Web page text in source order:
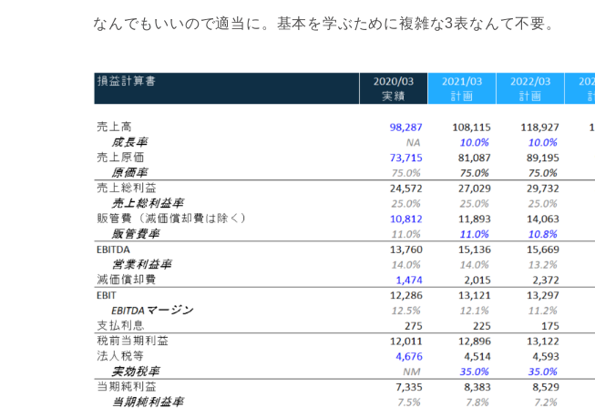
なんでもいいので適当に。基本を学ぶために複雑な3表なんて不要。